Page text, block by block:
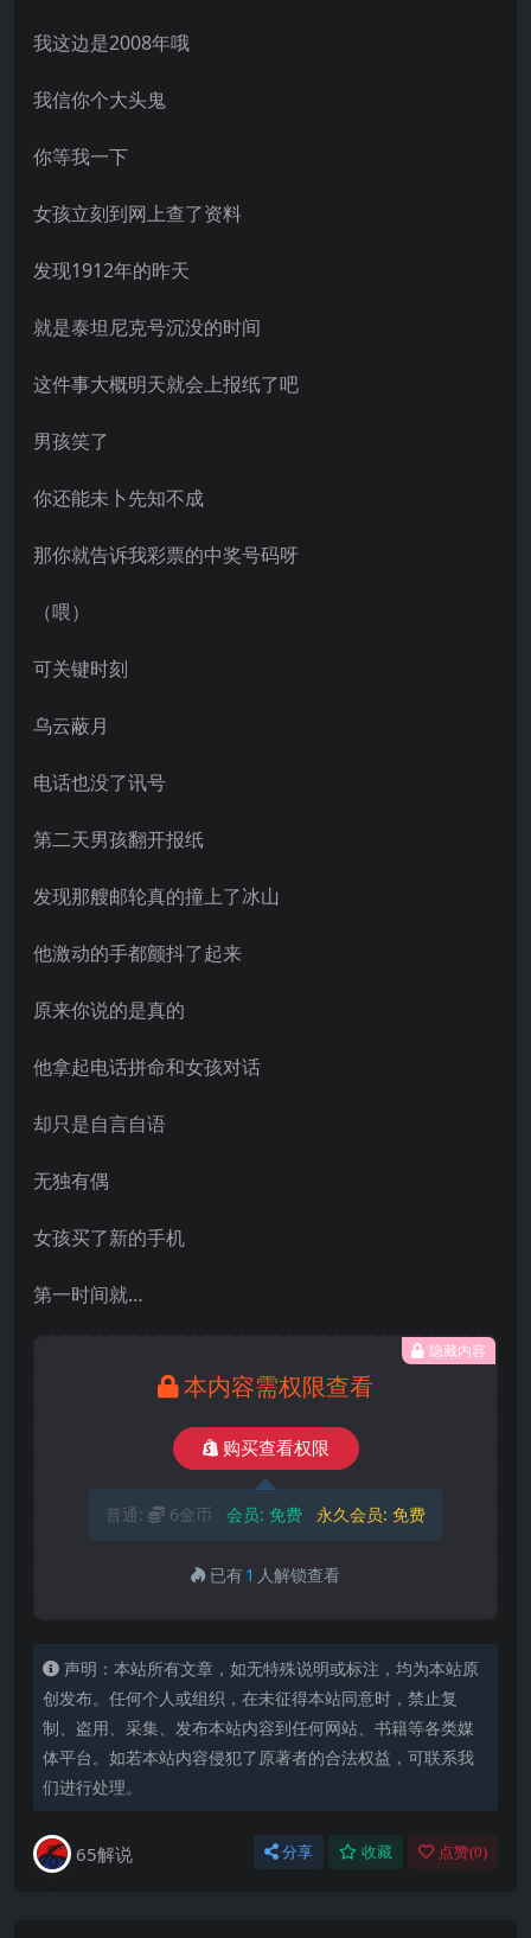
我这边是2008年哦
我信你个大头鬼
你等我一下
女孩立刻到网上查了资料
发现1912年的昨天
就是泰坦尼克号沉没的时间
这件事大概明天就会上报纸了吧
男孩笑了
你还能未卜先知不成
那你就告诉我彩票的中奖号码呀
（喂）
可关键时刻
乌云蔽月
电话也没了讯号
第二天男孩翻开报纸
发现那艘邮轮真的撞上了冰山
他激动的手都颤抖了起来
原来你说的是真的
他拿起电话拼命和女孩对话
却只是自言自语
无独有偶
女孩买了新的手机
第一时间就…
隐藏内容
本内容需权限查看
购买查看权限
普通: 6金币 会员: 免费 永久会员: 免费
已有1 人解锁查看
声明：本站所有文章，如无特殊说明或标注，均为本站原
创发布。任何个人或组织，在未征得本站同意时，禁止复
制、盗用、采集、发布本站内容到任何网站、书籍等各类媒
体平台。如若本站内容侵犯了原著者的合法权益，可联系我
们进行处理。
65解说 分享 收藏 点赞(0)